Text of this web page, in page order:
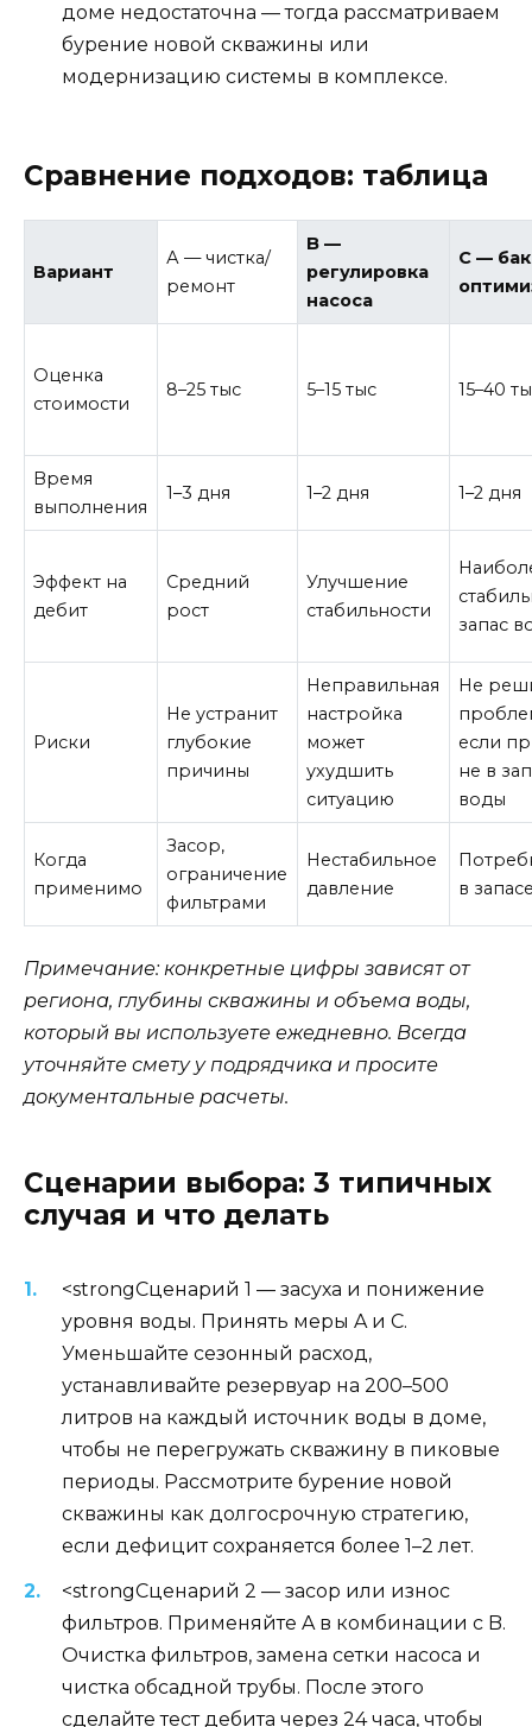
доме недостаточна — тогда рассматриваем
бурение новой скважины или
модернизацию системы в комплексе.
Сравнение подходов: таблица
Вариант
А — чистка/
ремонт
B —
регулировка
насоса
C —
Оценка
стоимости
8–25 тыс 5–15 тыс 15–40
Время
выполнения
1–3 дня 1–2 дня 1–2 дня
Эффект на
дебит
Средний
рост
Улучшение
стабильности
запас
Риски
Не устранит
глубокие
причины
Неправильная
настройка
может
ухудшить
ситуацию
Не
если
не в
воды
Когда
применимо
Засор,
ограничение
фильтрами
Нестабильное
давление
в
Примечание: конкретные цифры зависят от
региона, глубины скважины и объема воды,
который вы используете ежедневно. Всегда
уточняйте смету у подрядчика и просите
документальные расчеты.
Сценарии выбора: 3 типичных
случая и что делать
<strongСценарий 1 — засуха и понижение
уровня воды. Принять меры A и C.
Уменьшайте сезонный расход,
устанавливайте резервуар на 200–500
литров на каждый источник воды в доме,
чтобы не перегружать скважину в пиковые
периоды. Рассмотрите бурение новой
скважины как долгосрочную стратегию,
если дефицит сохраняется более 1–2 лет.
<strongСценарий 2 — засор или износ
фильтров. Применяйте A в комбинации с B.
Очистка фильтров, замена сетки насоса и
чистка обсадной трубы. После этого
сделайте тест дебита через 24 часа, чтобы